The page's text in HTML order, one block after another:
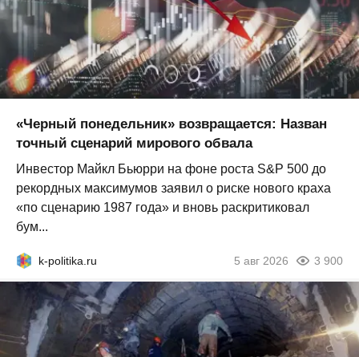
«Черный понедельник» возвращается: Назван
точный сценарий мирового обвала
Инвестор Майкл Бьюрри на фоне роста S&P 500 до
рекордных максимумов заявил о риске нового краха
«по сценарию 1987 года» и вновь раскритиковал
бум...
k-politika.ru 5 авг 2026 3 900